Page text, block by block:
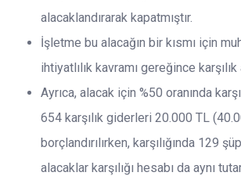
alacaklandırarak kapatmıştır.
İşletme bu alacağın bir kısmı için
ihtiyatlılık kavramı gereğince karşılık
Ayrıca, alacak için %50 oranında
654 karşılık giderleri 20.000 TL
borçlandırılırken, karşılığında 129
alacaklar karşılığı hesabı da aynı